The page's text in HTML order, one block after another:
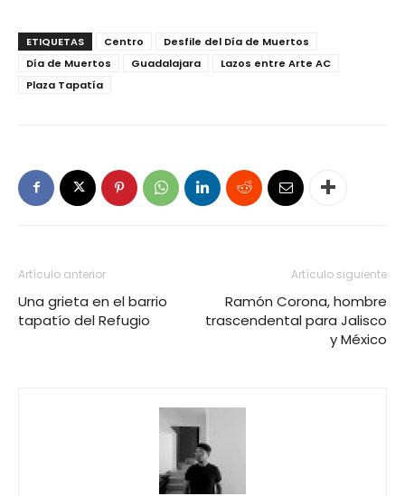
ETIQUETAS Centro
Desfile del Día de Muertos
Día de Muertos
Guadalajara
Lazos entre Arte AC
Plaza Tapatía
Artículo anterior
Una grieta en el barrio
tapatío del Refugio
Artículo siguiente
Ramón Corona, hombre
trascendental para Jalisco
y México